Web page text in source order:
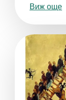
Виж още